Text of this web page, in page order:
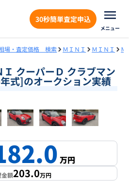
30秒簡単査定申込
メニュー
場・査定価格 検索 ＭＩＮＩ ＭＩＮＩ Ｍ
クーパーＤ クラブマン
式]のオークション実績
1/18
万円
額203.0万円